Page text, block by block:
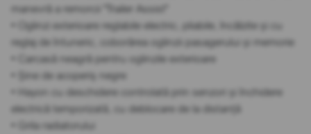
manevră a remorcii "Trailer Assist"
• Oglinzi exterioare reglabile electric, pliabile, încălzite și cu
reglaj de întuneric, coborârea oglinzii pasagerului și memorie
• Carcasă neagră pentru oglinzile exterioare
• Șine de acoperiș negre
• Hayon cu deschidere controlată prin senzori și închidere
electrică temporizată, cu deblocare de la distanță
• Grila radiatorului